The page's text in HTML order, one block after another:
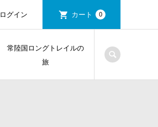
ログイン カート 0
常陸国ロングトレイルの
旅